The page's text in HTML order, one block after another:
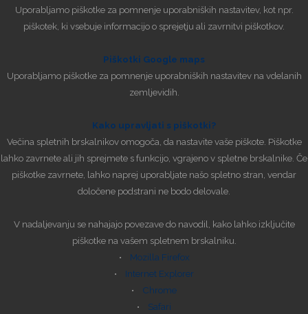
Uporabljamo piškotke za pomnenje uporabniških nastavitev, kot npr.
piškotek, ki vsebuje informacijo o sprejetju ali zavrnitvi piškotkov.
Piškotki Google maps
Uporabljamo piškotke za pomnenje uporabniških nastavitev na vdelanih
zemljevidih.
Kako upravljati s piškotki?
Večina spletnih brskalnikov omogoča, da nastavite vaše piškote. Piškotke
lahko zavrnete ali jih sprejmete s funkcijo, vgrajeno v spletne brskalnike. Če
piškotke zavrnete, lahko naprej uporabljate našo spletno stran, vendar
določene podstrani ne bodo delovale.
V nadaljevanju se nahajajo povezave do navodil, kako lahko izključite
piškotke na vašem spletnem brskalniku.
• Mozilla Firefox
• Internet Explorer
• Chrome
• Safari